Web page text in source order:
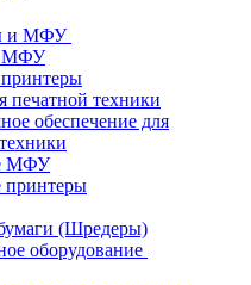
и МФУ
МФУ
печатной техники
обеспечение для
МФУ
принтеры
(Шредеры)
оборудование